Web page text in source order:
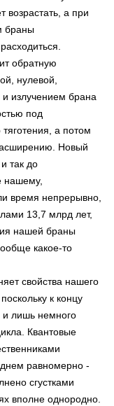
возрастать, а при
браны
обратную
нулевой,
излучением брана
под
а потом
Новый
так до
нашему,
время непрерывно,
13,7 млрд лет,
нашей браны
какое-то
свойства нашего
к концу
и лишь немного
Квантовые
равномерно -
сгустками
вполне однородно.